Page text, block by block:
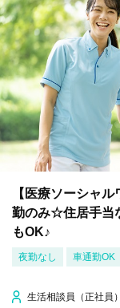
【医療ソーシャ
勤のみ☆住居手当
もOK♪
夜勤なし 車通勤OK
生活相談員（正社員）